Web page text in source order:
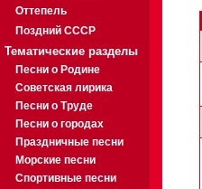
Оттепель
Поздний СССР
Тематические разделы
Песни о Родине
Советская лирика
Песни о Труде
Песни о городах
Праздничные песни
Морские песни
Спортивные песни